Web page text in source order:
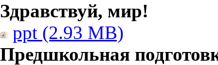
Здравствуй, мир!
ppt (2.93 MB)
Предшкольная